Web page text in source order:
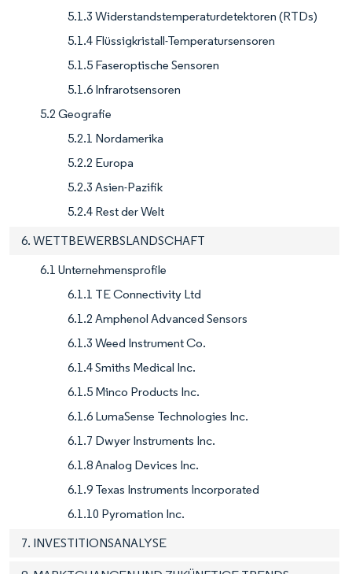
5.1.3 Widerstandstemperaturdetektoren (RTDs)
5.1.4 Flüssigkristall-Temperatursensoren
5.1.5 Faseroptische Sensoren
5.1.6 Infrarotsensoren
5.2 Geografie
5.2.1 Nordamerika
5.2.2 Europa
5.2.3 Asien-Pazifik
5.2.4 Rest der Welt
6. WETTBEWERBSLANDSCHAFT
6.1 Unternehmensprofile
6.1.1 TE Connectivity Ltd
6.1.2 Amphenol Advanced Sensors
6.1.3 Weed Instrument Co.
6.1.4 Smiths Medical Inc.
6.1.5 Minco Products Inc.
6.1.6 LumaSense Technologies Inc.
6.1.7 Dwyer Instruments Inc.
6.1.8 Analog Devices Inc.
6.1.9 Texas Instruments Incorporated
6.1.10 Pyromation Inc.
7. INVESTITIONSANALYSE